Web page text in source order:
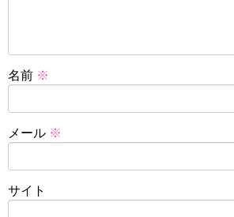
名前 ※
メール ※
サイト